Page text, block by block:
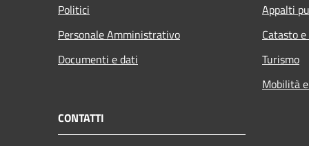
Politici
Personale Amministrativo
Documenti e dati
Appalti
Catasto
Turismo
Mobilità
CONTATTI